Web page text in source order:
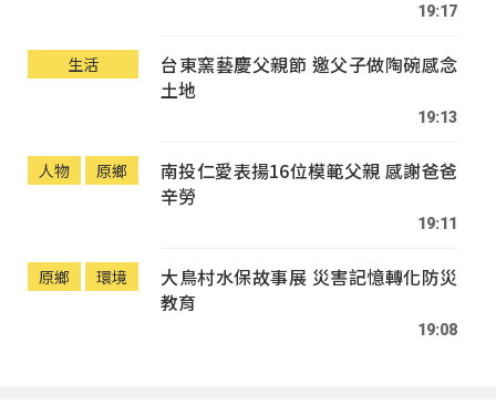
19:17
生活
台東窯藝慶父親節 邀父子做陶碗感念
土地
19:13
人物 原鄉
南投仁愛表揚16位模範父親 感謝爸爸
辛勞
19:11
原鄉 環境
大鳥村水保故事展 災害記憶轉化防災
教育
19:08